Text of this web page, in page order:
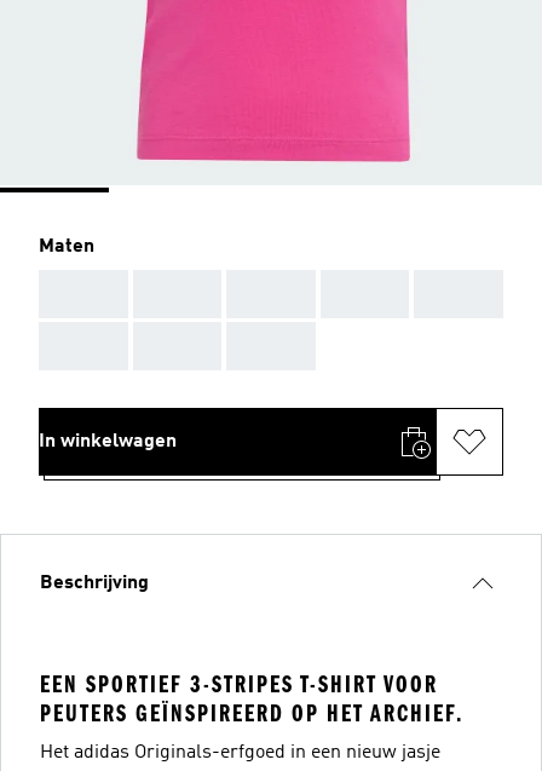
Maten
In winkelwagen
Beschrijving
EEN SPORTIEF 3-STRIPES T-SHIRT VOOR
PEUTERS GEÏNSPIREERD OP HET ARCHIEF.
Het adidas Originals-erfgoed in een nieuw jasje